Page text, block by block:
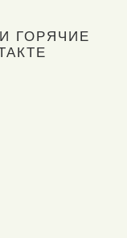
ГОРЯЧИЕ